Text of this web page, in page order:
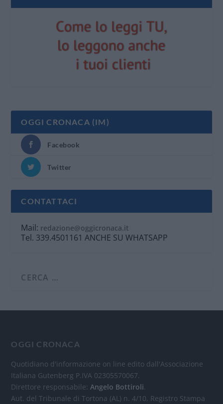
OGGI CRONACA (IM)
Facebook
Twitter
CONTATTACI
Mail: redazione@oggicronaca.it
Tel. 339.4501161 ANCHE SU WHATSAPP
OGGI CRONACA
Quotidiano d'informazione on line edito dall'Associazione
Italiana Gutenberg P.IVA 02305570067.
Direttore responsabile:Angelo Bottiroli
Aut. del Tribunale di Tortona (AL) n. 4/10, Registro Stampa